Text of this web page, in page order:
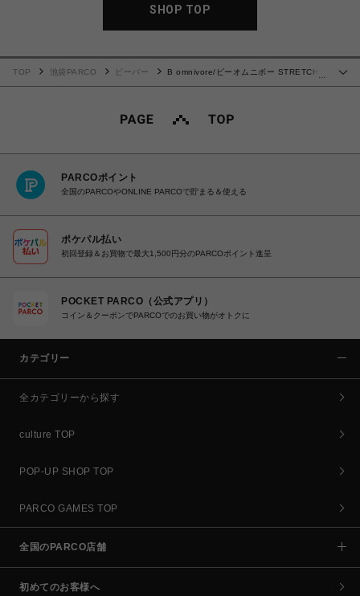
SHOP TOP
TOP 池袋PARCO ビーバー
B omnivore/ビーオムニボー STRETCH
PARCOポイント
全国のPARCOやONLINE PARCOで貯まる＆使える
ポケパル払い
初回登録＆お買物で最大1,500円分のPARCOポイント進呈
POCKET PARCO（公式アプリ）
コイン＆クーポンでPARCOでのお買い物がオトクに
カテゴリー
全カテゴリーから探す
culture TOP
POP-UP SHOP TOP
PARCO GAMES TOP
全国のPARCO店舗
初めてのお客様へ